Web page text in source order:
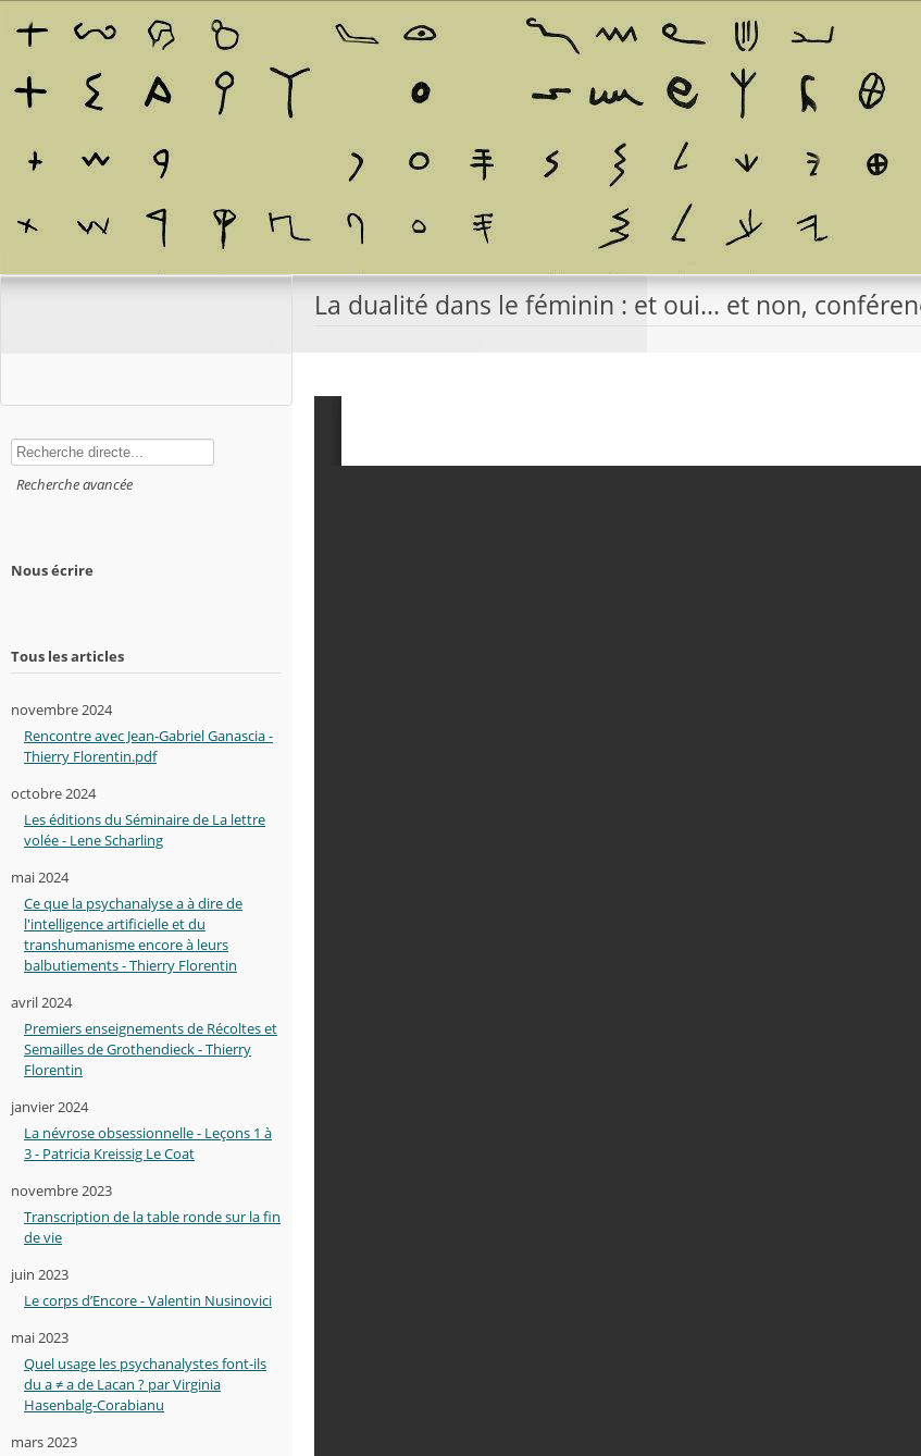
Rechercher
Recherche avancée
Nous écrire
Tous les articles
novembre 2024
Rencontre avec Jean-Gabriel Ganascia -
Thierry Florentin.pdf
octobre 2024
Les éditions du Séminaire de La lettre
volée - Lene Scharling
mai 2024
Ce que la psychanalyse a à dire de
l'intelligence artificielle et du
transhumanisme encore à leurs
balbutiements - Thierry Florentin
avril 2024
Premiers enseignements de Récoltes et
Semailles de Grothendieck - Thierry
Florentin
janvier 2024
La névrose obsessionnelle - Leçons 1 à
3 - Patricia Kreissig Le Coat
novembre 2023
Transcription de la table ronde sur la fin
de vie
juin 2023
Le corps d’Encore - Valentin Nusinovici
mai 2023
Quel usage les psychanalystes font-ils
du a ≠ a de Lacan ? par Virginia
Hasenbalg-Corabianu
mars 2023
La dualité dans le féminin : et oui... et non,